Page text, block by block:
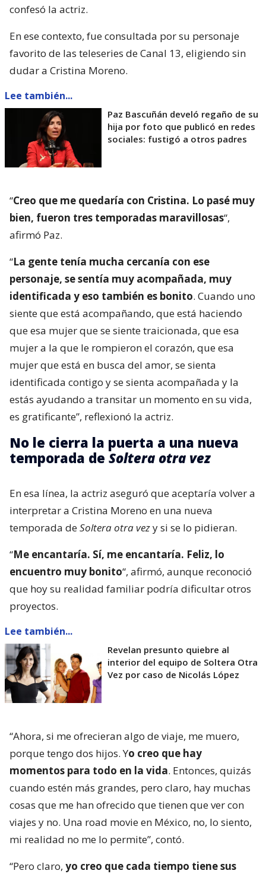
confesó la actriz.
En ese contexto, fue consultada por su personaje
favorito de las teleseries de Canal 13, eligiendo sin
dudar a Cristina Moreno.
Lee también...
Paz Bascuñán develó regaño de su
hija por foto que publicó en redes
sociales: fustigó a otros padres
“Creo que me quedaría con Cristina. Lo pasé muy
bien, fueron tres temporadas maravillosas“,
afirmó Paz.
“La gente tenía mucha cercanía con ese
personaje, se sentía muy acompañada, muy
identificada y eso también es bonito. Cuando uno
siente que está acompañando, que está haciendo
que esa mujer que se siente traicionada, que esa
mujer a la que le rompieron el corazón, que esa
mujer que está en busca del amor, se sienta
identificada contigo y se sienta acompañada y la
estás ayudando a transitar un momento en su vida,
es gratificante”, reflexionó la actriz.
No le cierra la puerta a una nueva
temporada de Soltera otra vez
En esa línea, la actriz aseguró que aceptaría volver a
interpretar a Cristina Moreno en una nueva
temporada deSoltera otra vezy si se lo pidieran.
“Me encantaría. Sí, me encantaría. Feliz, lo
encuentro muy bonito“, afirmó, aunque reconoció
que hoy su realidad familiar podría dificultar otros
proyectos.
Lee también...
Revelan presunto quiebre al
interior del equipo de Soltera Otra
Vez por caso de Nicolás López
“Ahora, si me ofrecieran algo de viaje, me muero,
porque tengo dos hijos. Yo creo que hay
momentos para todo en la vida. Entonces, quizás
cuando estén más grandes, pero claro, hay muchas
cosas que me han ofrecido que tienen que ver con
viajes y no. Una road movie en México, no, lo siento,
mi realidad no me lo permite”, contó.
“Pero claro, yo creo que cada tiempo tiene sus